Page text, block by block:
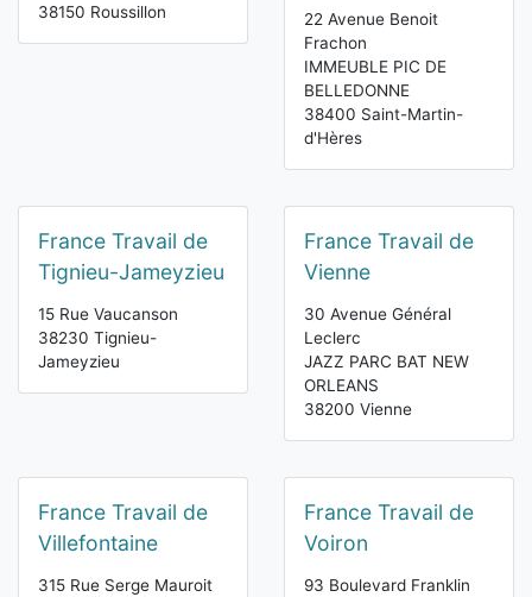
38150 Roussillon
22 Avenue Benoit
Frachon
IMMEUBLE PIC DE
BELLEDONNE
38400 Saint-Martin-
d'Hères
France Travail de
Tignieu-Jameyzieu
15 Rue Vaucanson
38230 Tignieu-
Jameyzieu
France Travail de
Vienne
30 Avenue Général
Leclerc
JAZZ PARC BAT NEW
ORLEANS
38200 Vienne
France Travail de
Villefontaine
315 Rue Serge Mauroit
France Travail de
Voiron
93 Boulevard Franklin